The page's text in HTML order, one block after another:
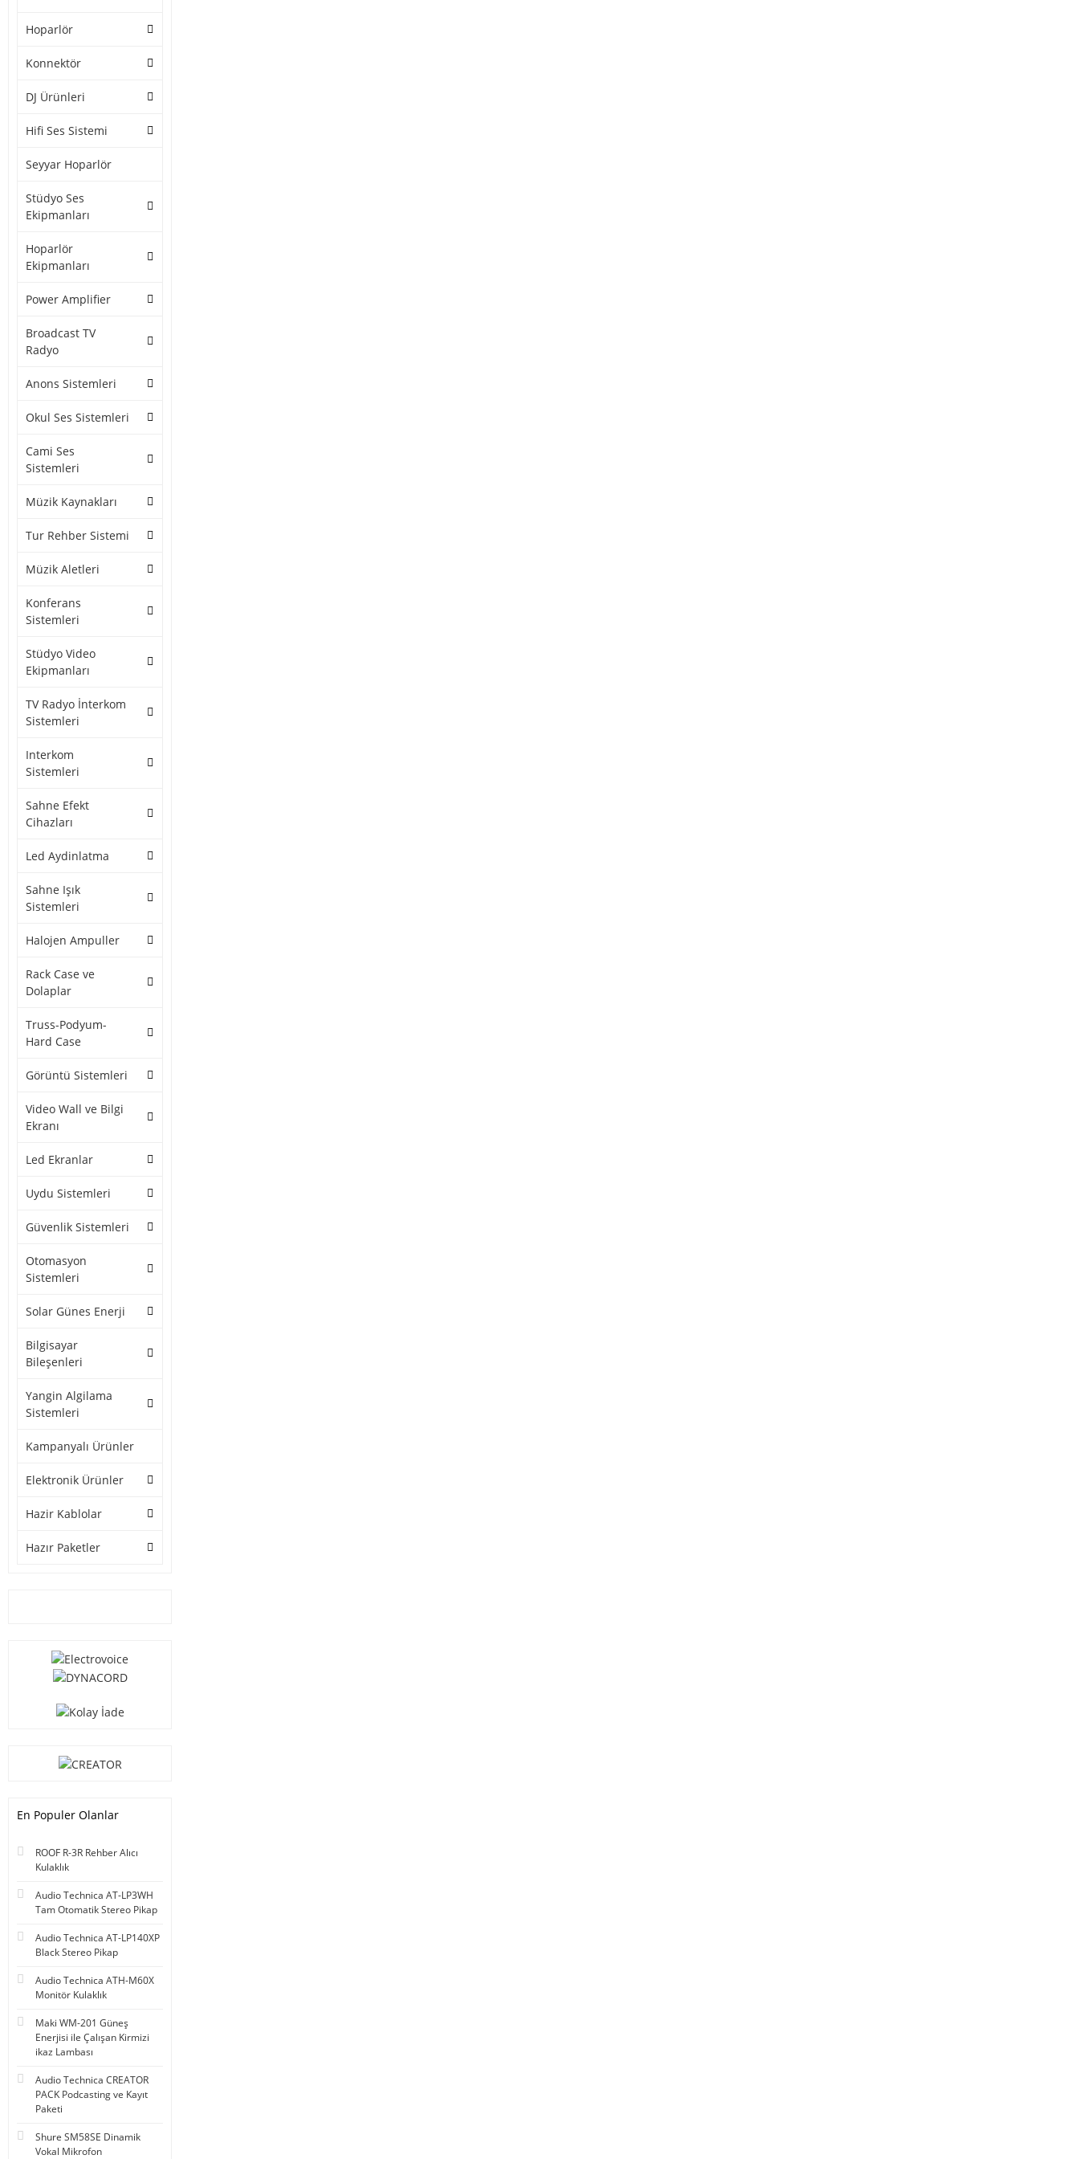
Hoparlör
Konnektör
DJ Ürünleri
Hifi Ses Sistemi
Seyyar Hoparlör
Stüdyo Ses
Ekipmanları
Hoparlör
Ekipmanları
Power Amplifier
Broadcast TV
Radyo
Anons Sistemleri
Okul Ses Sistemleri
Cami Ses
Sistemleri
Müzik Kaynakları
Tur Rehber Sistemi
Müzik Aletleri
Konferans
Sistemleri
Stüdyo Video
Ekipmanları
TV Radyo İnterkom
Sistemleri
Interkom
Sistemleri
Sahne Efekt
Cihazları
Led Aydinlatma
Sahne Işık
Sistemleri
Halojen Ampuller
Rack Case ve
Dolaplar
Truss-Podyum-
Hard Case
Görüntü Sistemleri
Video Wall ve Bilgi
Ekranı
Led Ekranlar
Uydu Sistemleri
Güvenlik Sistemleri
Otomasyon
Sistemleri
Solar Günes Enerji
Bilgisayar
Bileşenleri
Yangin Algilama
Sistemleri
Kampanyalı Ürünler
Elektronik Ürünler
Hazir Kablolar
Hazır Paketler
En Populer Olanlar
ROOF R-3R Rehber Alıcı
Kulaklık
Audio Technica AT-LP3WH
Tam Otomatik Stereo Pikap
Audio Technica AT-LP140XP
Black Stereo Pikap
Audio Technica ATH-M60X
Monitör Kulaklık
Maki WM-201 Güneş
Enerjisi ile Çalışan Kirmizi
ikaz Lambası
Audio Technica CREATOR
PACK Podcasting ve Kayıt
Paketi
Shure SM58SE Dinamik
Vokal Mikrofon